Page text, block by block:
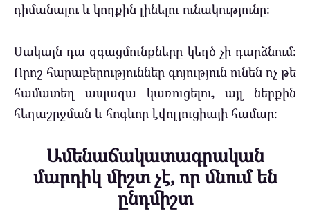
դիմանալու և կողքին լինելու ունակությունը։
Սակայն դա զգացմունքները կեղծ չի դարձնում։
Որոշ հարաբերություններ գոյություն ունեն ոչ թե
համատեղ ապագա կառուցելու, այլ ներքին
հեղաշրջման և հոգևոր էվոլյուցիայի համար։
Ամենաճակատագրական
մարդիկ միշտ չէ, որ մնում են
ընդմիշտ